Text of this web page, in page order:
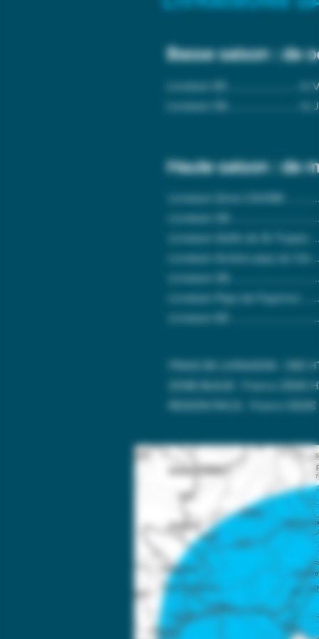
Basse saison : de
Livraison 83 ........................ le
Livraison 06 ........................ le
Haute saison : de
Livraison Zone CAVEM
Livraison 06
Livraison Golfe de St Tropez
Livraison Arrière pays du Var
Livraison 06
Livraison Pays de Fayence
Livraison 83
FRAIS DE LIVRAISON : 35€
ZONE BLEUE : Franco 250€
REGION PACA : Franco 500€